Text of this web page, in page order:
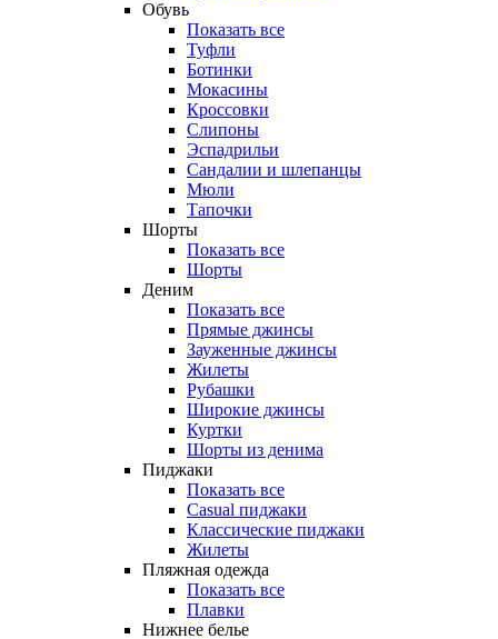
Обувь
Показать все
Туфли
Ботинки
Мокасины
Кроссовки
Слипоны
Эспадрильи
Сандалии и шлепанцы
Мюли
Тапочки
Шорты
Показать все
Шорты
Деним
Показать все
Прямые джинсы
Зауженные джинсы
Жилеты
Рубашки
Широкие джинсы
Куртки
Шорты из денима
Пиджаки
Показать все
Casual пиджаки
Классические пиджаки
Жилеты
Пляжная одежда
Показать все
Плавки
Нижнее белье